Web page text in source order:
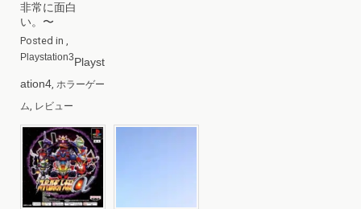
非常に面白
い。〜
Posted in
Playstation3
,
Playst
ation4, ホラーゲー
ム, レビュー